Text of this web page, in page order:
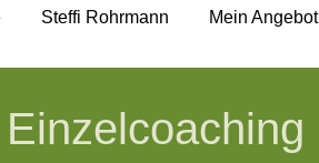
Steffi Rohrmann Mein Angebot